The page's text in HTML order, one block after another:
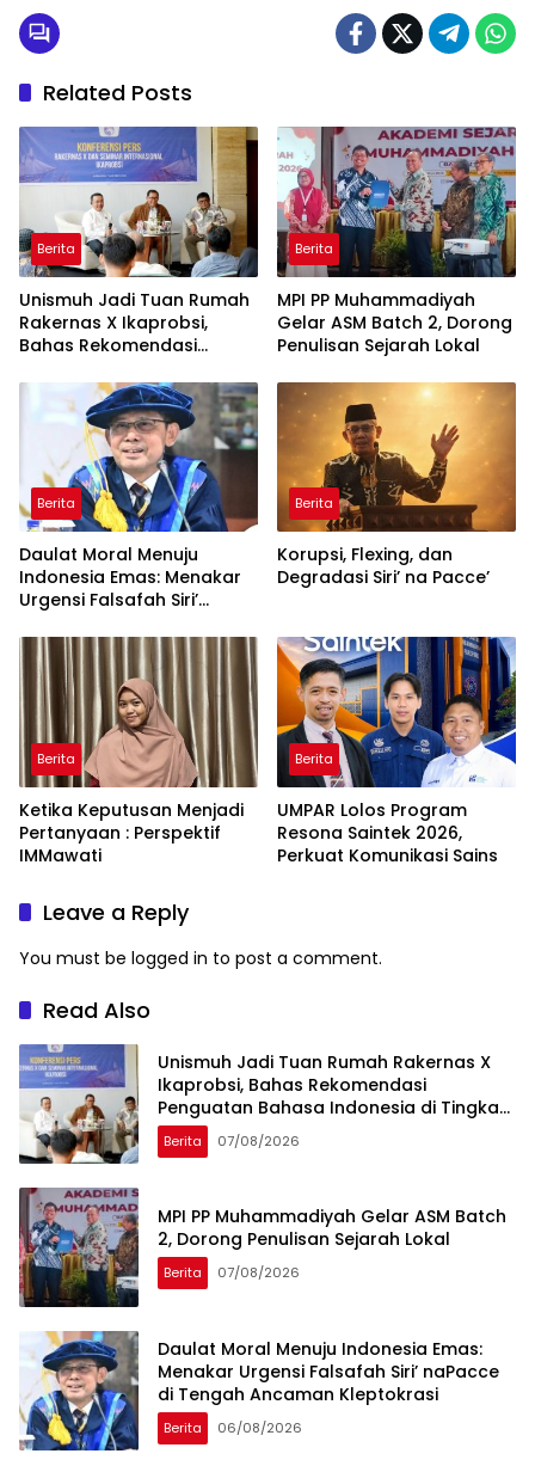
Related Posts
Berita
Unismuh Jadi Tuan Rumah
Rakernas X Ikaprobsi,
Bahas Rekomendasi
Indonesia di Tingkat
Global
Berita
MPI PP Muhammadiyah
Gelar ASM Batch 2, Dorong
Penulisan Sejarah Lokal
Berita
Daulat Moral Menuju
Indonesia Emas: Menakar
Urgensi Falsafah Siri’
Ancaman Kleptokrasi
Berita
Korupsi, Flexing, dan
Degradasi Siri’ na Pacce’
Berita
Ketika Keputusan Menjadi
Pertanyaan : Perspektif
IMMawati
Berita
UMPAR Lolos Program
Resona Saintek 2026,
Perkuat Komunikasi Sains
Leave a Reply
You must be logged in to post a comment.
Read Also
Unismuh Jadi Tuan Rumah Rakernas X
Ikaprobsi, Bahas Rekomendasi
Penguatan Bahasa Indonesia di Tingkat
Global
Berita 07/08/2026
MPI PP Muhammadiyah Gelar ASM Batch
2, Dorong Penulisan Sejarah Lokal
Berita 07/08/2026
Daulat Moral Menuju Indonesia Emas:
Menakar Urgensi Falsafah Siri’ naPacce
di Tengah Ancaman Kleptokrasi
Berita 06/08/2026